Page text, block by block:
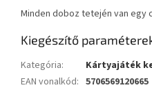
Minden doboz tetején van egy
Kiegészítő
Kategória:
Kártyajáték
EAN vonalkód: 5706569120665